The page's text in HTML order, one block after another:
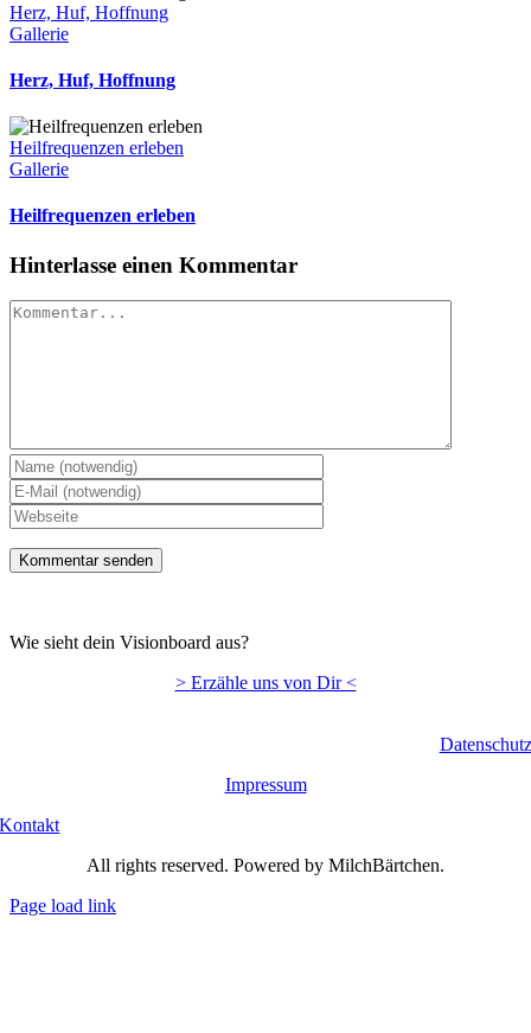
Herz, Huf, Hoffnung
Gallerie
Herz, Huf, Hoffnung
Heilfrequenzen erleben
Gallerie
Heilfrequenzen erleben
Hinterlasse einen Kommentar
Kommentar
Wie sieht dein Visionboard aus?
> Erzähle uns von Dir <
Datenschutz
Impressum
Kontakt
All rights reserved. Powered by MilchBärtchen.
Page load link